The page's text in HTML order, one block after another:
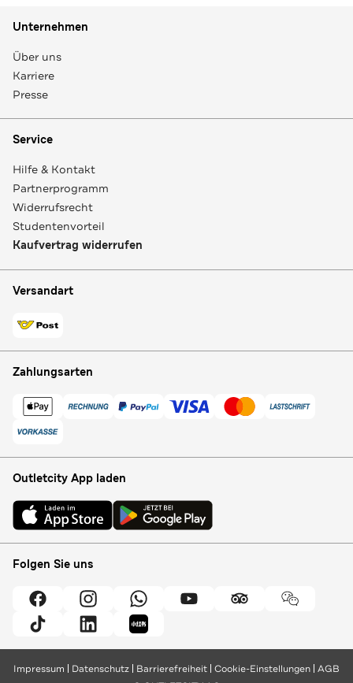
Unternehmen
Über uns
Karriere
Presse
Service
Hilfe & Kontakt
Partnerprogramm
Widerrufsrecht
Studentenvorteil
Kaufvertrag widerrufen
Versandart
Zahlungsarten
Outletcity App laden
Folgen Sie uns
Impressum Datenschutz Barrierefreiheit Cookie-Einstellungen AGB